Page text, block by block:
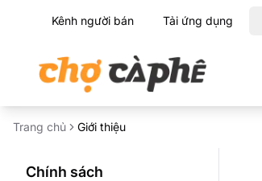
Kênh người bán Tải ứng dụng
Trang chủ Giới thiệu
Chính sách